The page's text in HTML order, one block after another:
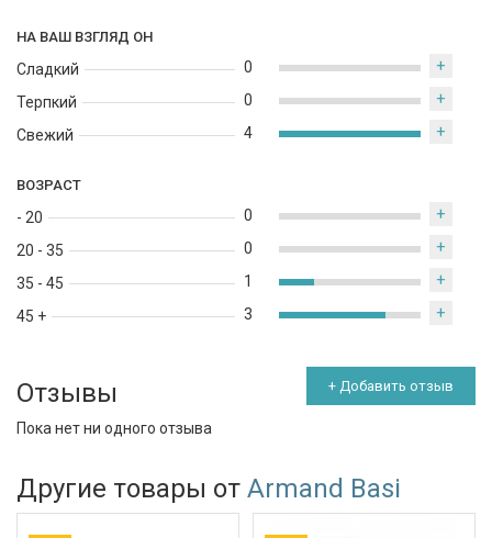
НА ВАШ ВЗГЛЯД ОН
Сладкий
Терпкий
Свежий
0 +
0 +
4 +
ВОЗРАСТ
- 20
20 - 35
35 - 45
45 +
0 +
0 +
1 +
3 +
Отзывы + Добавить отзыв
Пока нет ни одного отзыва
Другие товары от Armand Basi